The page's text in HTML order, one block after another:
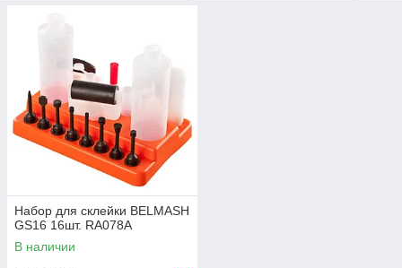
Набор для склейки BELMASH
GS16 16шт. RA078A
В наличии